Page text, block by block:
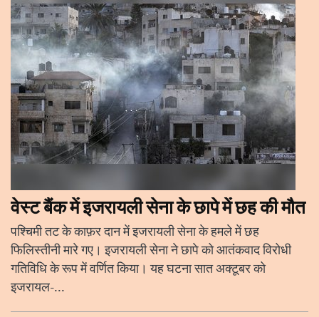
वेस्ट बैंक में इजरायली सेना के छापे में छह की मौत
पश्चिमी तट के काफ़र दान में इजरायली सेना के हमले में छह
फिलिस्तीनी मारे गए। इजरायली सेना ने छापे को आतंकवाद विरोधी
गतिविधि के रूप में वर्णित किया। यह घटना सात अक्टूबर को
इजरायल-...